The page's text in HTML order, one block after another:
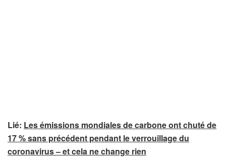
Lié: Les émissions mondiales de carbone ont chuté de
17 % sans précédent pendant le verrouillage du
coronavirus – et cela ne change rien